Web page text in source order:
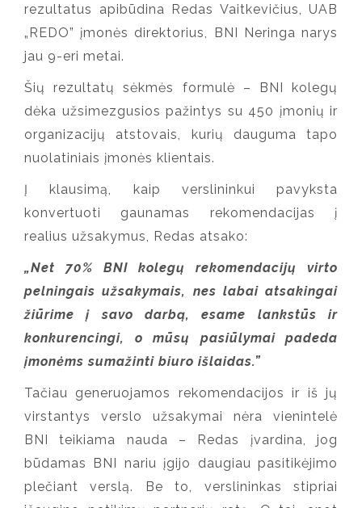
rezultatus apibūdina Redas Vaitkevičius, UAB
„REDO” įmonės direktorius, BNI Neringa narys
jau 9-eri metai.
Šių rezultatų sėkmės formulė – BNI kolegų
dėka užsimezgusios pažintys su 450 įmonių ir
organizacijų atstovais, kurių dauguma tapo
nuolatiniais įmonės klientais.
Į klausimą, kaip verslininkui pavyksta
konvertuoti gaunamas rekomendacijas į
realius užsakymus, Redas atsako:
„Net 70% BNI kolegų rekomendacijų virto
pelningais užsakymais, nes labai atsakingai
žiūrime į savo darbą, esame lankstūs ir
konkurencingi, o mūsų pasiūlymai padeda
įmonėms sumažinti biuro išlaidas.”
Tačiau generuojamos rekomendacijos ir iš jų
virstantys verslo užsakymai nėra vienintelė
BNI teikiama nauda – Redas įvardina, jog
būdamas BNI nariu įgijo daugiau pasitikėjimo
plečiant verslą. Be to, verslininkas stipriai